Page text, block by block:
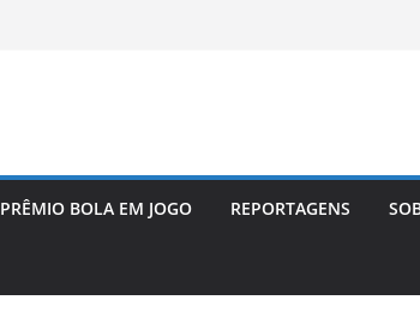
PRÊMIO BOLA EM JOGO REPORTAGENS